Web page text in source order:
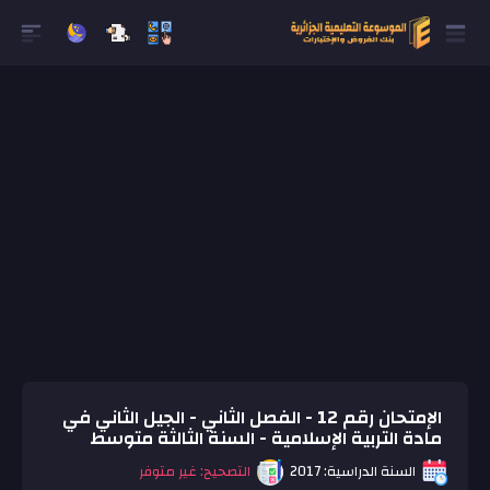
الإمتحان رقم 12 - الفصل الثاني - الجيل الثاني في
مادة التربية الإسلامية - السنة الثالثة متوسط
السنة الدراسية: 2017 التصحيح: غير متوفر